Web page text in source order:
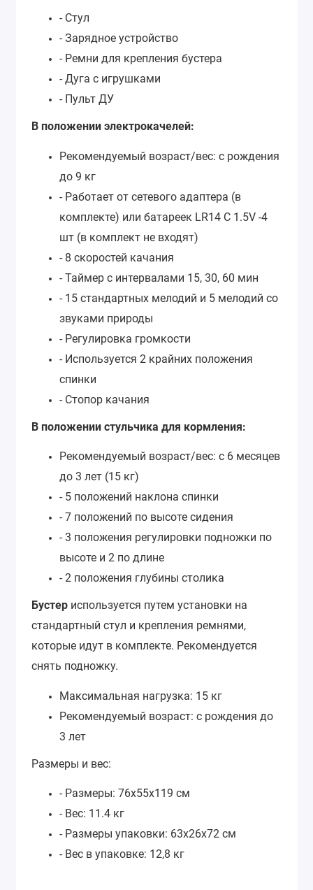
- Стул
- Зарядное устройство
- Ремни для крепления бустера
- Дуга с игрушками
- Пульт ДУ
В положении электрокачелей:
Рекомендуемый возраст/вес: с рождения
до 9 кг
- Работает от сетевого адаптера (в
комплекте) или батареек LR14 C 1.5V -4
шт (в комплект не входят)
- 8 скоростей качания
- Таймер с интервалами 15, 30, 60 мин
- 15 стандартных мелодий и 5 мелодий со
звуками природы
- Регулировка громкости
- Используется 2 крайних положения
спинки
- Стопор качания
В положении стульчика для кормления:
Рекомендуемый возраст/вес: с 6 месяцев
до 3 лет (15 кг)
- 5 положений наклона спинки
- 7 положений по высоте сидения
- 3 положения регулировки подножки по
высоте и 2 по длине
- 2 положения глубины столика
Бустер используется путем установки на
стандартный стул и крепления ремнями,
которые идут в комплекте. Рекомендуется
снять подножку.
Максимальная нагрузка: 15 кг
Рекомендуемый возраст: с рождения до
3 лет
Размеры и вес:
- Размеры: 76х55х119 см
- Вес: 11.4 кг
- Размеры упаковки: 63х26х72 см
- Вес в упаковке: 12,8 кг